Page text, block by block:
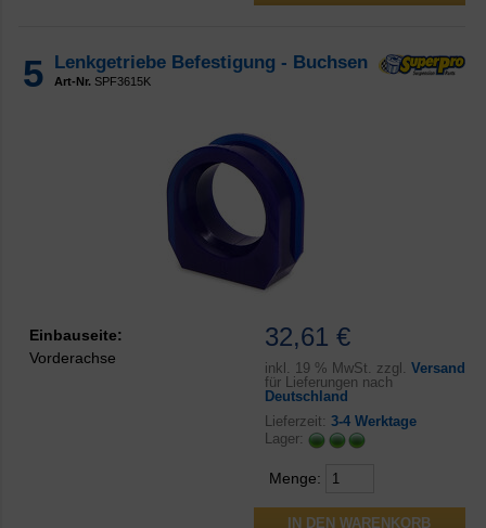
5 Lenkgetriebe Befestigung - Buchsen
Art-Nr. SPF3615K
32,61 €
inkl. 19 % MwSt. zzgl. Versand
für Lieferungen nach
Deutschland
Lieferzeit: 3-4 Werktage
Lager:
Menge:
Einbauseite:
Vorderachse